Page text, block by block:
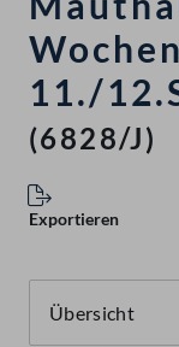
11./
(6828/J)
Exportieren